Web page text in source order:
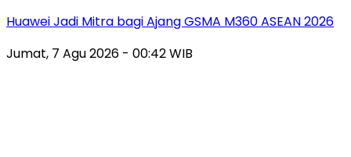
Huawei Jadi Mitra bagi Ajang GSMA M360 ASEAN 2026
Jumat, 7 Agu 2026 - 00:42 WIB